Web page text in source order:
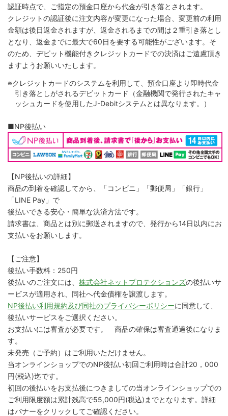
認証時点で、ご指定の預金口座から代金が引き落とされます。
クレジットの認証後に注文内容が変更になった場合、変更前の利用
金額は後日返金されますが、返金されるまでの間は２重引き落とし
となり、返金までに最大で60日を要する可能性がございます。そ
のため、デビット機能付きクレジットカードでの決済はご遠慮頂き
ますようお願いいたします。
※クレジットカードのシステムを利用して、預金口座より即時代金
引き落としがされるデビットカード（金融機関で発行されたキャ
ッシュカードを使用したJ-Debitシステムとは異なります。）
■NP後払い
【NP後払いの詳細】
商品の到着を確認してから、「コンビニ」「郵便局」「銀行」
「LINE Pay」で
後払いできる安心・簡単な決済方法です。
請求書は、商品とは別に郵送されますので、発行から14日以内にお
支払いをお願いします。
【ご注意】
後払い手数料：250円
後払いのご注文には、 株式会社ネットプロテクションズの後払いサ
ービスが適用され、同社へ代金債権を譲渡します。
NP後払い利用規約及び同社のプライバシーポリシーに同意して、
後払いサービスをご選択ください。
お支払いには審査が必要です。 商品の確保は審査通過後になりま
す。
未発売（ご予約）はご利用いただけません。
当オンラインショップでのNP後払い初回ご利用時は合計20，000
円(税込)迄です。
初回の後払いをお支払後につきましての当オンラインショップでの
ご利用限度額は累計残高で55,000円(税込)までとなります。詳細
はバナーをクリックしてご確認ください。